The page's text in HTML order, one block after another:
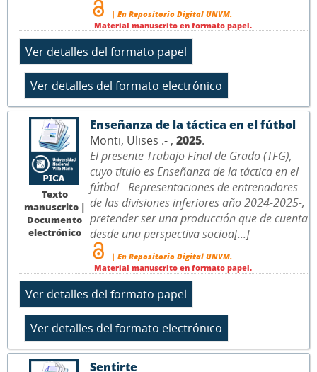
| En Repositorio Digital UNVM.
Material manuscrito en formato papel.
Texto
manuscrito |
Documento
electrónico
Enseñanza de la táctica en el fútbol
Monti, Ulises .- , 2025.
El presente Trabajo Final de Grado (TFG),
cuyo título es Enseñanza de la táctica en el
fútbol - Representaciones de entrenadores
de las divisiones inferiores año 2024-2025-,
pretender ser una producción que de cuenta
desde una perspectiva socioa[...]
| En Repositorio Digital UNVM.
Material manuscrito en formato papel.
Sentirte